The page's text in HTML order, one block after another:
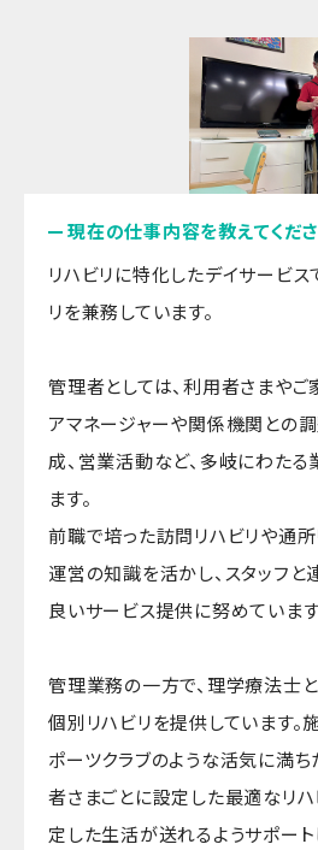
現在の仕事内容を教えてくださ
リハビリに特化したデイサービ
リを兼務しています。
管理者としては、利用者さまやご
アマネージャーや関係機関との調
成、営業活動など、多岐にわた
ます。
前職で培った訪問リハビリや通所
運営の知識を活かし、スタッフと
良いサービス提供に努めています
管理業務の一方で、理学療法士
個別リハビリを提供しています。
ポーツクラブのような活気に満ち
者さまごとに設定した最適なリハ
定した生活が送れるようサポート